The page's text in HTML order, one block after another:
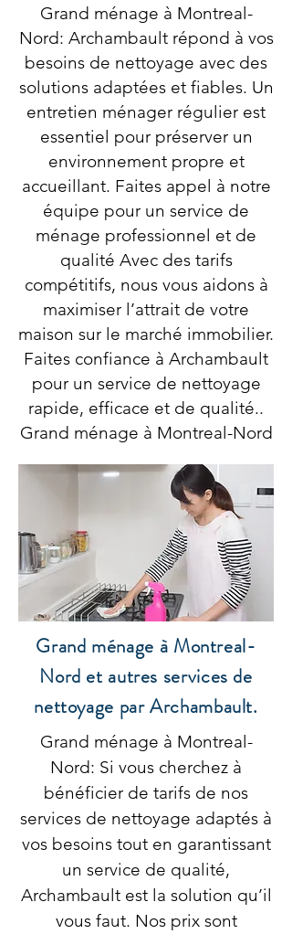
Grand ménage à Montreal-
Nord: Archambault répond à vos
besoins de nettoyage avec des
solutions adaptées et fiables. Un
entretien ménager régulier est
essentiel pour préserver un
environnement propre et
accueillant. Faites appel à notre
équipe pour un service de
ménage professionnel et de
qualité Avec des tarifs
compétitifs, nous vous aidons à
maximiser l’attrait de votre
maison sur le marché immobilier.
Faites confiance à Archambault
pour un service de nettoyage
rapide, efficace et de qualité..
Grand ménage à Montreal-Nord
Grand ménage à Montreal-
Nord et autres services de
nettoyage par Archambault.
Grand ménage à Montreal-
Nord: Si vous cherchez à
bénéficier de tarifs de nos
services de nettoyage adaptés à
vos besoins tout en garantissant
un service de qualité,
Archambault est la solution qu’il
vous faut. Nos prix sont